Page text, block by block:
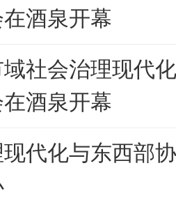
酒泉开幕
域社会治理现代
酒泉开幕
代化与东西部